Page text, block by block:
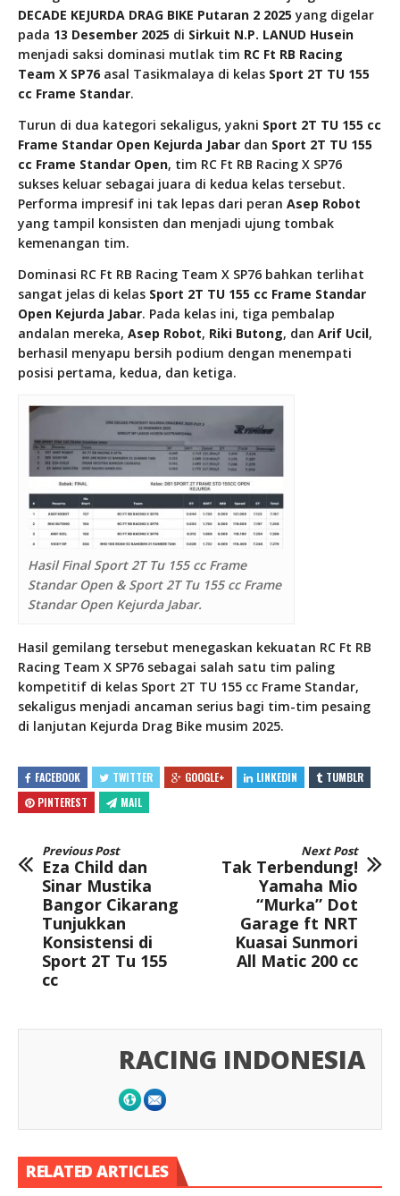
DECADE KEJURDA DRAG BIKE Putaran 2 2025 yang digelar
pada 13 Desember 2025 di Sirkuit N.P. LANUD Husein
menjadi saksi dominasi mutlak tim RC Ft RB Racing
Team X SP76 asal Tasikmalaya di kelas Sport 2T TU 155
cc Frame Standar.
Turun di dua kategori sekaligus, yakni Sport 2T TU 155 cc
Frame Standar Open Kejurda Jabar dan Sport 2T TU 155
cc Frame Standar Open, tim RC Ft RB Racing X SP76
sukses keluar sebagai juara di kedua kelas tersebut.
Performa impresif ini tak lepas dari peran Asep Robot
yang tampil konsisten dan menjadi ujung tombak
kemenangan tim.
Dominasi RC Ft RB Racing Team X SP76 bahkan terlihat
sangat jelas di kelas Sport 2T TU 155 cc Frame Standar
Open Kejurda Jabar. Pada kelas ini, tiga pembalap
andalan mereka, Asep Robot, Riki Butong, dan Arif Ucil,
berhasil menyapu bersih podium dengan menempati
posisi pertama, kedua, dan ketiga.
Hasil Final Sport 2T Tu 155 cc Frame
Standar Open & Sport 2T Tu 155 cc Frame
Standar Open Kejurda Jabar.
Hasil gemilang tersebut menegaskan kekuatan RC Ft RB
Racing Team X SP76 sebagai salah satu tim paling
kompetitif di kelas Sport 2T TU 155 cc Frame Standar,
sekaligus menjadi ancaman serius bagi tim-tim pesaing
di lanjutan Kejurda Drag Bike musim 2025.
FACEBOOK TWITTER GOOGLE+ LINKEDIN
TUMBLR
PINTEREST
MAIL
Previous Post
Eza Child dan
Sinar Mustika
Bangor Cikarang
Tunjukkan
Konsistensi di
Sport 2T Tu 155
cc
Next Post
Tak Terbendung!
Yamaha Mio
“Murka” Dot
Garage ft NRT
Kuasai Sunmori
All Matic 200 cc
RACING INDONESIA
RELATED ARTICLES